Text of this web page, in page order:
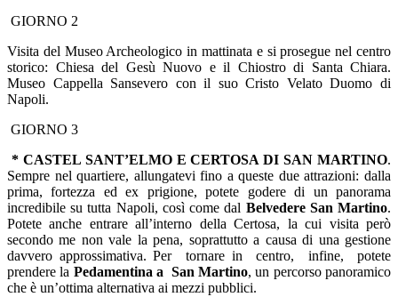
GIORNO 2
Visita del Museo Archeologico in mattinata e si prosegue nel centro
storico: Chiesa del Gesù Nuovo e il Chiostro di Santa Chiara.
Museo Cappella Sansevero con il suo Cristo Velato Duomo di
Napoli.
GIORNO 3
* CASTEL SANT’ELMO E CERTOSA DI SAN MARTINO.
Sempre nel quartiere, allungatevi fino a queste due attrazioni: dalla
prima, fortezza ed ex prigione, potete godere di un panorama
incredibile su tutta Napoli, così come dal Belvedere San Martino.
Potete anche entrare all’interno della Certosa, la cui visita però
secondo me non vale la pena, soprattutto a causa di una gestione
davvero approssimativa. Per tornare in centro, infine, potete
prendere la Pedamentina a San Martino, un percorso panoramico
che è un’ottima alternativa ai mezzi pubblici.